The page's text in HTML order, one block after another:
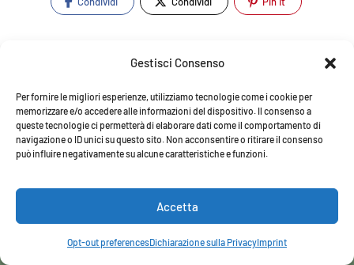
Gestisci Consenso
Per fornire le migliori esperienze, utilizziamo tecnologie come i cookie per
memorizzare e/o accedere alle informazioni del dispositivo. Il consenso a
queste tecnologie ci permetterà di elaborare dati come il comportamento di
navigazione o ID unici su questo sito. Non acconsentire o ritirare il consenso
può influire negativamente su alcune caratteristiche e funzioni.
Accetta
Opt-out preferencesDichiarazione sulla PrivacyImprint
Copyright © 2025 Visit San Donato Val di Comino. Tutti i diritti
riservati. La riproduzione, anche parziale, del contenuto presente
in questo sito è vietata. P.IVA 03194800607. Proggetto supportato
da Living Ciociaria APS.
Marchi e Copyright di terze parti:
marchi di proprieta’ o marchi registrati dei rispettivi proprietari.
intermediazione ai sensi del DSA.